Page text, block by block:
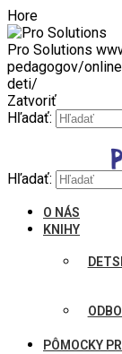
Hore
Pro Solutions
pedagogov/
deti/
Zatvoriť
Hľadať:
Hľadať:
O NÁS
KNIHY
PÔMOCKY